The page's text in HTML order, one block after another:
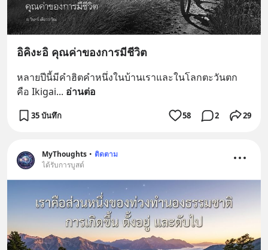
อิคิงะอิ คุณค่าของการมีชีวิต
หลายปีนี้มีคำฮิตคำหนึ่งในบ้านเราและในโลกตะวันตก
คือ Ikigai... อ่านต่อ
35 บันทึก 58 2 29
MyThoughts • ติดตาม
ได้รับการบูสต์